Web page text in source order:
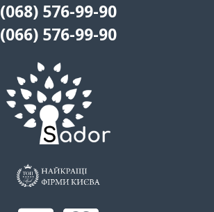
(068) 576-99-90
(066) 576-99-90